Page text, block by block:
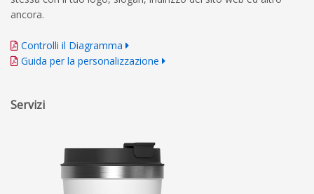
ancora.
Controlli il Diagramma
Guida per la personalizzazione
Servizi